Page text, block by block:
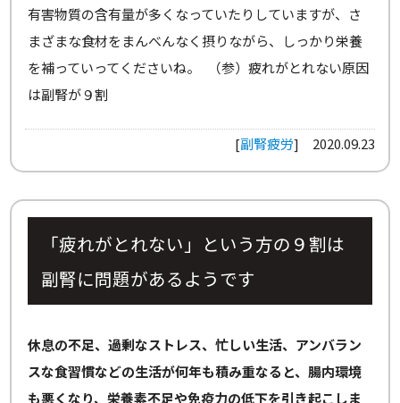
有害物質の含有量が多くなっていたりしていますが、さ
まざまな食材をまんべんなく摂りながら、しっかり栄養
を補っていってくださいね。 （参）疲れがとれない原因
は副腎が９割
[副腎疲労] 2020.09.23
「疲れがとれない」という方の９割は
副腎に問題があるようです
休息の不足、過剰なストレス、忙しい生活、アンバラン
スな食習慣などの生活が何年も積み重なると、腸内環境
も悪くなり、栄養素不足や免疫力の低下を引き起こしま